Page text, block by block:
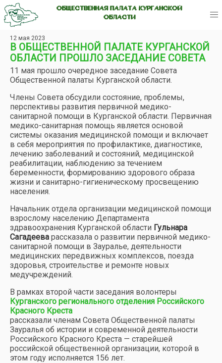
ОБЩЕСТВЕННАЯ ПАЛАТА КУРГАНСКОЙ
ОБЛАСТИ
12 мая 2023
В ОБЩЕСТВЕННОЙ ПАЛАТЕ КУРГАНСКОЙ
ОБЛАСТИ ПРОШЛО ЗАСЕДАНИЕ СОВЕТА
11 мая прошло очередное заседание Совета
Общественной палаты Курганской области.
Члены Совета обсудили состояние, проблемы,
перспективы развития первичной медико-
санитарной помощи в Курганской области. Первичная
медико-санитарная помощь является основой
системы оказания медицинской помощи и включает
в себя мероприятия по профилактике, диагностике,
лечению заболеваний и состояний, медицинской
реабилитации, наблюдению за течением
беременности, формированию здорового образа
жизни и санитарно-гигиеническому просвещению
населения.
Начальник отдела организации медицинской помощи
взрослому населению Департамента
здравоохранения Курганской области Гульнара
Сагадеева рассказала о развитии первичной медико-
санитарной помощи в Зауралье, деятельности
медицинских передвижных комплексов, поезда
здоровья, строительстве и ремонте новых
медучреждений.
В рамках второй части заседания волонтеры
Курганского регионального отделения Российского
Красного Креста
рассказали членам Совета Общественной палаты
Зауралья об истории и современной деятельности
Российского Красного Креста — старейшей
российской общественной организации, которой в
этом году исполняется 156 лет.